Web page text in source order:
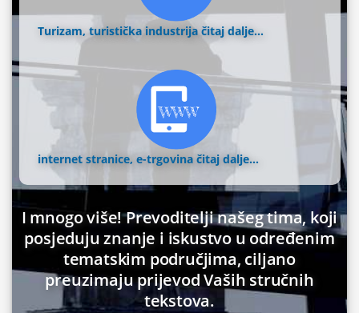
Turizam, turistička industrijačitaj dalje...
internet stranice, e-trgovina čitaj dalje...
I mnogo više! Prevoditelji našeg tima, koji
posjeduju znanje i iskustvo u određenim
tematskim područjima, ciljano
preuzimaju prijevod Vaših stručnih
tekstova.